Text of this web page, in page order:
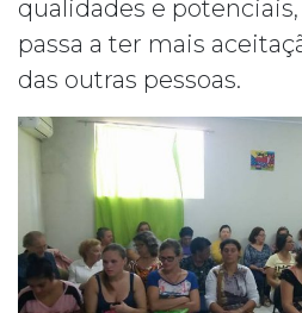
qualidades e
passa a ter mais
das outras pessoas.